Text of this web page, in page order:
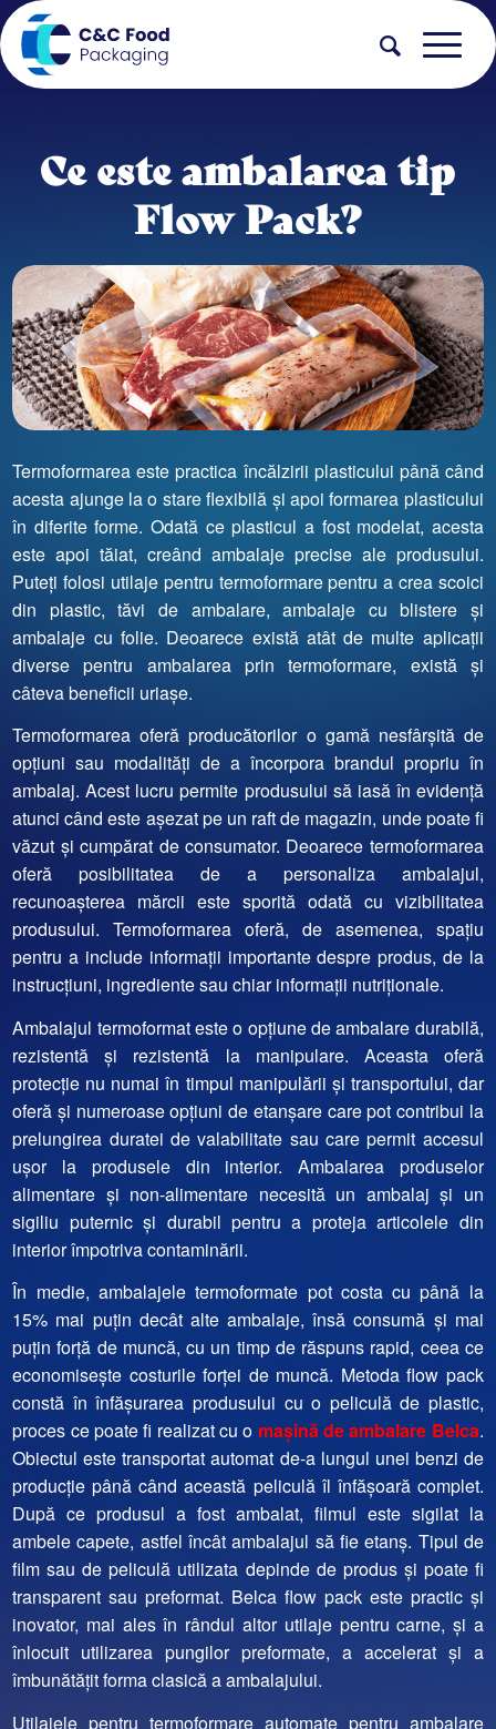
Ce este ambalarea tip
Flow Pack?
Termoformarea este practica încălzirii plasticului până când
acesta ajunge la o stare flexibilă și apoi formarea plasticului
în diferite forme. Odată ce plasticul a fost modelat, acesta
este apoi tăiat, creând ambalaje precise ale produsului.
Puteți folosi utilaje pentru termoformare pentru a crea scoici
din plastic, tăvi de ambalare, ambalaje cu blistere și
ambalaje cu folie. Deoarece există atât de multe aplicații
diverse pentru ambalarea prin termoformare, există și
câteva beneficii uriașe.
Termoformarea oferă producătorilor o gamă nesfârșită de
opțiuni sau modalități de a încorpora brandul propriu în
ambalaj. Acest lucru permite produsului să iasă în evidență
atunci când este așezat pe un raft de magazin, unde poate fi
văzut și cumpărat de consumator. Deoarece termoformarea
oferă posibilitatea de a personaliza ambalajul,
recunoașterea mărcii este sporită odată cu vizibilitatea
produsului. Termoformarea oferă, de asemenea, spațiu
pentru a include informații importante despre produs, de la
instrucțiuni, ingrediente sau chiar informații nutriționale.
Ambalajul termoformat este o opțiune de ambalare durabilă,
rezistentă și rezistentă la manipulare. Aceasta oferă
protecție nu numai în timpul manipulării și transportului, dar
oferă și numeroase opțiuni de etanșare care pot contribui la
prelungirea duratei de valabilitate sau care permit accesul
ușor la produsele din interior. Ambalarea produselor
alimentare și non-alimentare necesită un ambalaj și un
sigiliu puternic și durabil pentru a proteja articolele din
interior împotriva contaminării.
În medie, ambalajele termoformate pot costa cu până la
15% mai puțin decât alte ambalaje, însă consumă și mai
puțin forță de muncă, cu un timp de răspuns rapid, ceea ce
economisește costurile forței de muncă. Metoda flow pack
constă în înfășurarea produsului cu o peliculă de plastic,
proces ce poate fi realizat cu o mașină de ambalare Belca.
Obiectul este transportat automat de-a lungul unei benzi de
producție până când această peliculă îl înfășoară complet.
După ce produsul a fost ambalat, filmul este sigilat la
ambele capete, astfel încât ambalajul să fie etanș. Tipul de
film sau de peliculă utilizata depinde de produs și poate fi
transparent sau preformat. Belca flow pack este practic și
inovator, mai ales în rândul altor utilaje pentru carne, și a
înlocuit utilizarea pungilor preformate, a accelerat și a
îmbunătățit forma clasică a ambalajului.
Utilajele pentru termoformare automate pentru ambalare